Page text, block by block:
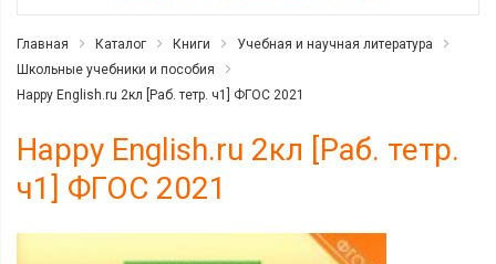
Главная Каталог Книги
Учебная и научная литература
Школьные учебники и пособия
Happy Еnglish.ru 2кл [Раб. тетр. ч1] ФГОС 2021
Happy Еnglish.ru 2кл [Раб. тетр.
ч1] ФГОС 2021